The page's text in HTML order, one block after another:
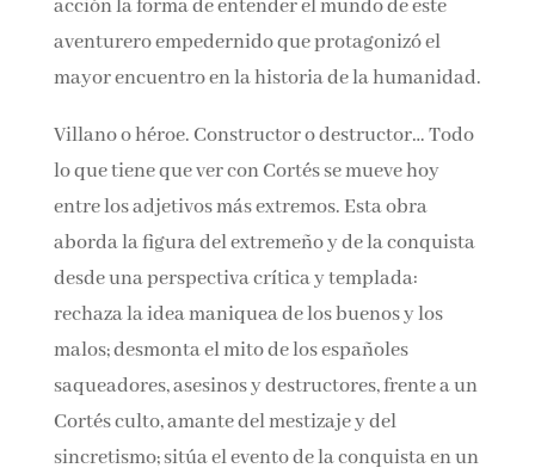
o acción la forma de entender el mundo de este
aventurero empedernido que protagonizó el
humanidad.
Villano o héroe. Constructor o destructor…
Todo lo que tiene que ver con Cortés se mueve
hoy entre los adjetivos más extremos. Esta obra
aborda la figura del extremeño y de la
conquista desde una perspectiva crítica y
templada: rechaza la idea maniquea de los
buenos y los malos; desmonta el mito de los
españoles saqueadores, asesinos y
Por favor, acepta lostérminos y condiciones